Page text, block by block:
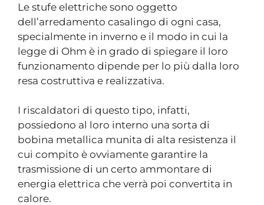
Le stufe elettriche sono oggetto
dell’arredamento casalingo di ogni casa,
specialmente in inverno e il modo in cui la
legge di Ohm è in grado di spiegare il loro
funzionamento dipende per lo più dalla loro
resa costruttiva e realizzativa.
I riscaldatori di questo tipo, infatti,
possiedono al loro interno una sorta di
bobina metallica munita di alta resistenza il
cui compito è ovviamente garantire la
trasmissione di un certo ammontare di
energia elettrica che verrà poi convertita in
calore.